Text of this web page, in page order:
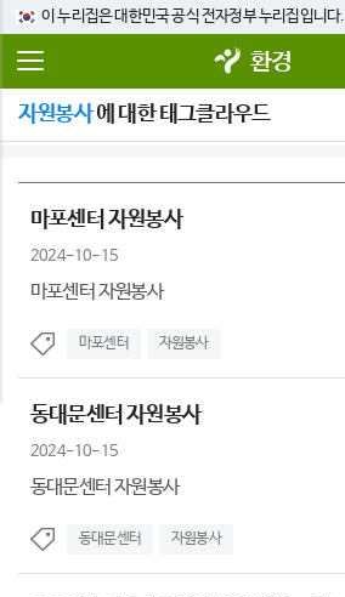
이 누리집은 대한민국 공식 전자정부 누리집입니다.
환경
자원봉사에 대한 태그클라우드
마포센터 자원봉사
2024-10-15
마포센터 자원봉사
마포센터 자원봉사
동대문센터 자원봉사
2024-10-15
동대문센터 자원봉사
동대문센터 자원봉사